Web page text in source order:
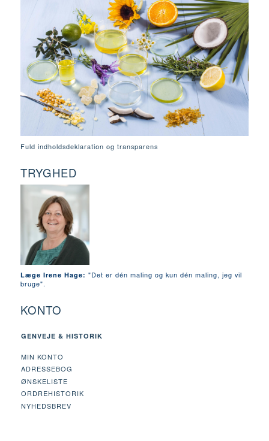
Fuld indholdsdeklaration og transparens
TRYGHED
Læge Irene Hage: "Det er dén maling og kun dén maling, jeg vil
bruge".
KONTO
GENVEJE & HISTORIK
MIN KONTO
ADRESSEBOG
ØNSKELISTE
ORDREHISTORIK
NYHEDSBREV